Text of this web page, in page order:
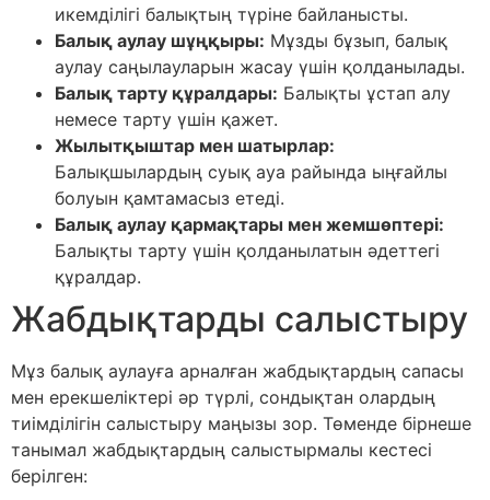
икемділігі балықтың түріне байланысты.
Балық аулау шұңқыры: Мұзды бұзып, балық
аулау саңылауларын жасау үшін қолданылады.
Балық тарту құралдары: Балықты ұстап алу
немесе тарту үшін қажет.
Жылытқыштар мен шатырлар:
Балықшылардың суық ауа райында ыңғайлы
болуын қамтамасыз етеді.
Балық аулау қармақтары мен жемшөптері:
Балықты тарту үшін қолданылатын әдеттегі
құралдар.
Жабдықтарды салыстыру
Мұз балық аулауға арналған жабдықтардың сапасы
мен ерекшеліктері әр түрлі, сондықтан олардың
тиімділігін салыстыру маңызы зор. Төменде бірнеше
танымал жабдықтардың салыстырмалы кестесі
берілген: